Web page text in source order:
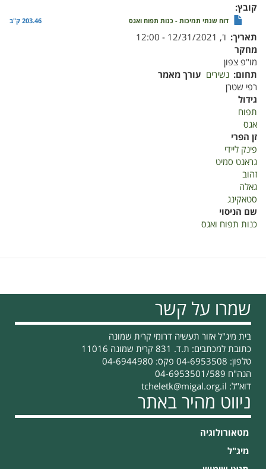
קובץ
דוח שנתי תמיכות - כנות תפוח ואגס 203.46 ק"ב
תאריך ו', 12/31/2021 - 12:00
מחקר
מו"פ צפון
תחום נשירים עורך מאמר
רפי שטרן
גידול
תפוח
אגס
זן הפרי
פינק ליידי
גראנט סמיט
זהוב
גאלה
סטאקינג
שם הניסוי
כנות תפוח ואגס
שמרו על קשר
בית מיג"ל אזור תעשיה דרומי קרית שמונה
כתובת למכתבים: ת.ד. 831 קרית שמונה 11016
טלפון: 04-6953508 פקס: 04-6944980
הנה"ח 04-6953501/589
דוא"ל: tcheletk@migal.org.il
ניווט מהיר באתר
מטאורולוגיה
מיג"ל